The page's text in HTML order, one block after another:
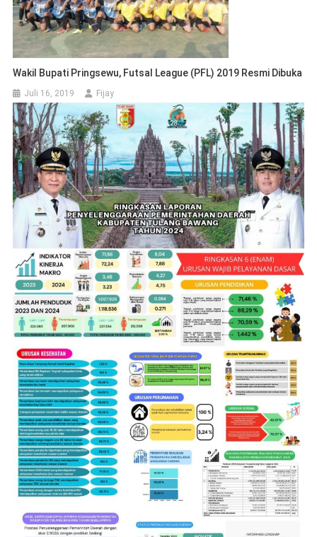
Wakil Bupati Pringsewu, Futsal League (PFL) 2019 Resmi Dibuka
Juli 16, 2019 Fijay